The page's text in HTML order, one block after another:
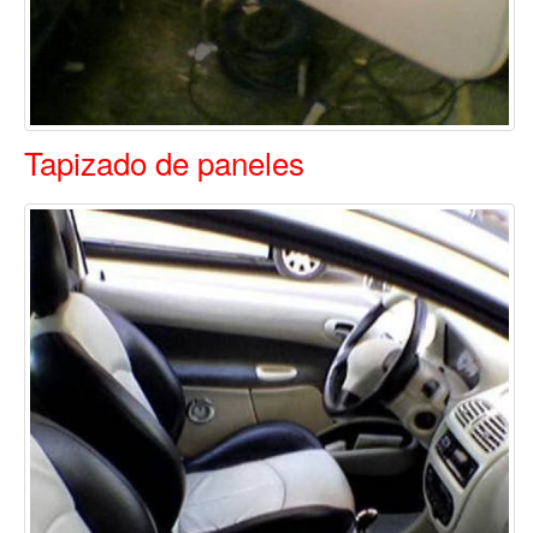
Tapizado de paneles